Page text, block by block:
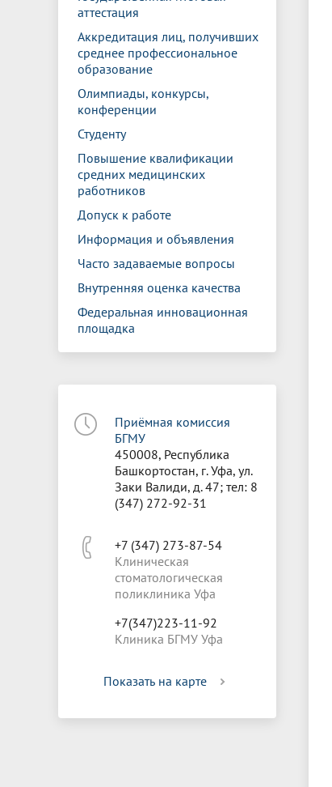
аттестация
Аккредитация лиц, получивших
среднее профессиональное
образование
Олимпиады, конкурсы,
конференции
Студенту
Повышение квалификации
средних медицинских
работников
Допуск к работе
Информация и объявления
Часто задаваемые вопросы
Внутренняя оценка качества
Федеральная инновационная
площадка
Приёмная комиссия
БГМУ
450008, Республика
Башкортостан, г. Уфа, ул.
Заки Валиди, д. 47; тел: 8
(347) 272-92-31
+7 (347) 273-87-54
Клиническая
стоматологическая
поликлиника Уфа
+7(347)223-11-92
Клиника БГМУ Уфа
Показать на карте